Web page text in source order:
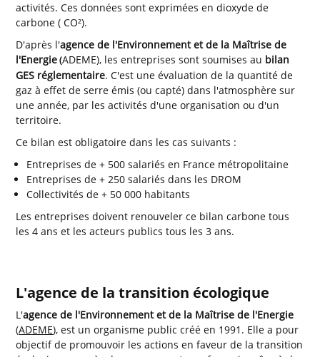
activités. Ces données sont exprimées en dioxyde de
carbone ( CO²).
D'après l'agence de l'Environnement et de la Maîtrise de
l'Energie(ADEME), les entreprises sont soumises au bilan
GES réglementaire. C'est une évaluation de la quantité de
gaz à effet de serre émis (ou capté) dans l'atmosphère sur
une année, par les activités d'une organisation ou d'un
territoire.
Ce bilan est obligatoire dans les cas suivants :
Entreprises de + 500 salariés en France métropolitaine
Entreprises de + 250 salariés dans les DROM
Collectivités de + 50 000 habitants
Les entreprises doivent renouveler ce bilan carbone tous
les 4 ans et les acteurs publics tous les 3 ans.
L'agence de la transition écologique
L'agence de l'Environnement et de la Maîtrise de l'Energie
(ADEME), est un organisme public créé en 1991. Elle a pour
objectif de promouvoir les actions en faveur de la transition